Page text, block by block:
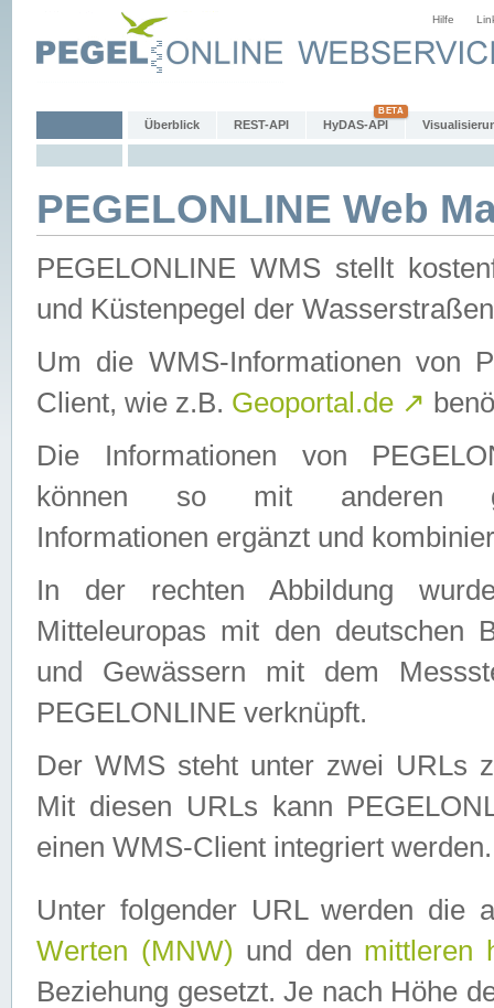
Hilfe
Überblick REST-API HyDAS-API
PEGELONLINE Web
PEGELONLINE WMS stellt
und Küstenpegel der
Um die WMS-Informationen von
Client, wie z.B. Geoportal.de ↗
Die Informationen von
können so mit anderen
Informationen ergänzt und
In der rechten Abbildung
Mitteleuropas mit den deutschen
und Gewässern mit dem
PEGELONLINE verknüpft.
Der WMS steht unter zwei URLs
Mit diesen URLs kann
einen WMS-Client integriert werden.
Unter folgender URL werden die
Werten (MNW) und den mittleren
Beziehung gesetzt. Je nach Höhe